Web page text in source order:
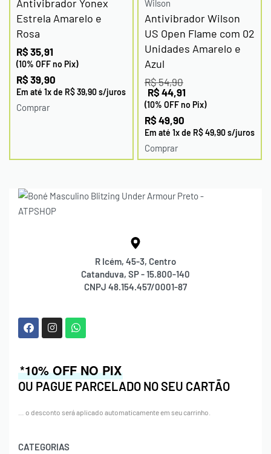
Antivibrador Yonex
Estrela Amarelo e
Rosa
R$ 35,91
(10% OFF no Pix)
R$ 39,90
Em até 1x de R$39,90s/juros
Comprar
Wilson
Antivibrador Wilson
US Open Flame com 02
Unidades Amarelo e
Azul
R$54,90
R$ 44,91
(10% OFF no Pix)
R$ 49,90
Em até 1x de R$49,90s/juros
Comprar
R Icém, 45-3, Centro
Catanduva, SP - 15.800-140
CNPJ 48.154.457/0001-87
CATEGORIAS
*10% OFF NO PIX
OU PAGUE PARCELADO NO SEU CARTÃO
… o desconto será aplicado automaticamente em seu carrinho.